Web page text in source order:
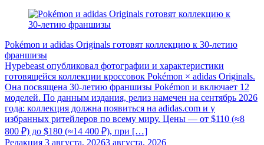
Pokémon и adidas Originals готовят коллекцию к 30-летию
франшизы
Hypebeast опубликовал фотографии и характеристики
готовящейся коллекции кроссовок Pokémon × adidas Originals.
Она посвящена 30-летию франшизы Pokémon и включает 12
моделей. По данным издания, релиз намечен на сентябрь 2026
года: коллекция должна появиться на adidas.com и у
избранных ритейлеров по всему миру. Цены — от $110 (≈8
800 ₽) до $180 (≈14 400 ₽), при […]
Редакция 3 августа, 20263 августа, 2026